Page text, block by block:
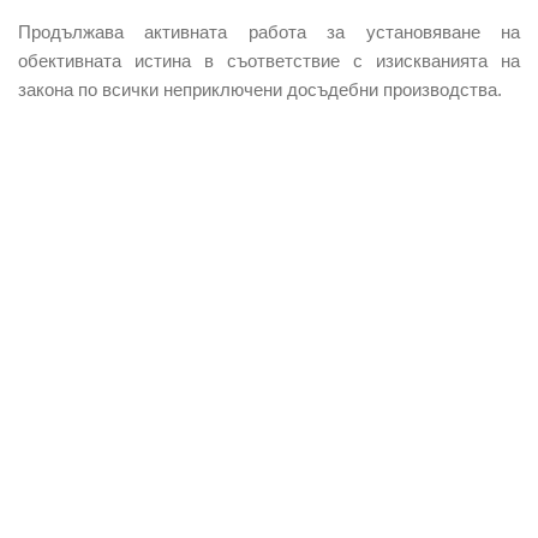
Продължава активната работа за установяване на
обективната истина в съответствие с изискванията на
закона по всички неприключени досъдебни производства.